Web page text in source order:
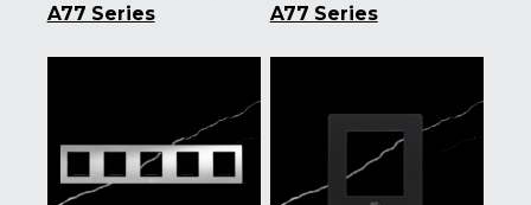
A77 Series A77 Series